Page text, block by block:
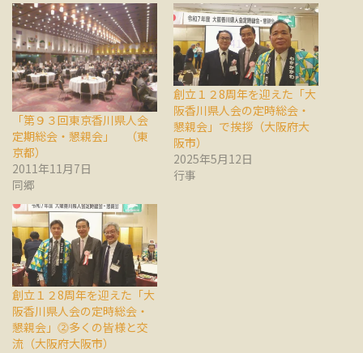
「第９３回東京香川県人会
定期総会・懇親会」 （東
京都）
2011年11月7日
同郷
創立１２8周年を迎えた「大
阪香川県人会の定時総会・
懇親会」で挨拶（大阪府大
阪市）
2025年5月12日
行事
創立１２8周年を迎えた「大
阪香川県人会の定時総会・
懇親会」⓶多くの皆様と交
流（大阪府大阪市）